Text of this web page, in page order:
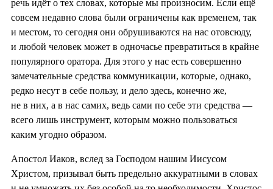
речь идёт о тех словах, которые мы произносим. Если ещё
совсем недавно слова были ограничены как временем, так
и местом, то сегодня они обрушиваются на нас отовсюду,
и любой человек может в одночасье превратиться в крайне
популярного оратора. Для этого у нас есть совершенно
замечательные средства коммуникации, которые, однако,
редко несут в себе пользу, и дело здесь, конечно же,
не в них, а в нас самих, ведь сами по себе эти средства —
всего лишь инструмент, которым можно пользоваться
каким угодно образом.
Апостол Иаков, вслед за Господом нашим Иисусом
Христом, призывал быть предельно аккуратными в словах